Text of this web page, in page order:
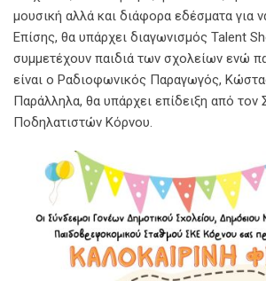
μουσική αλλά και διάφορα εδέσματα για
Επίσης, θα υπάρχει διαγωνισμός Talent
συμμετέχουν παιδιά των σχολείων ενώ
είναι ο Ραδιοφωνικός Παραγωγός,
Παράλληλα, θα υπάρχει επίδειξη από τον
Ποδηλατιστών Κόρνου.